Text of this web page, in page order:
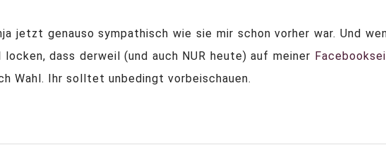
jetzt genauso sympathisch wie sie mir schon vorher war. Und
locken, dass derweil (und auch NUR heute) auf meiner
Wahl. Ihr solltet unbedingt vorbeischauen.